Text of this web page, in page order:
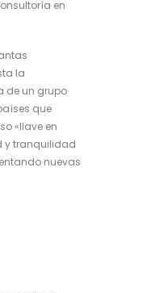
en
la
de un grupo
que
«llave en
y tranquilidad
nuevas